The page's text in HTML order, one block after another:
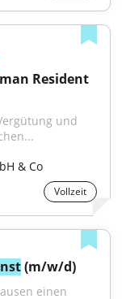
Resident
und
& Co
Vollzeit
(m/w/d)
einen